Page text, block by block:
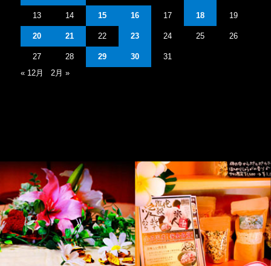
13 14 15 16 17 18 19
20 21 22 23 24 25 26
27 28 29 30
31
« 12月
2月 »